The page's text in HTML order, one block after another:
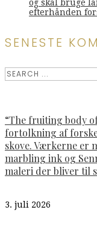
og skal bruge
efterhånden
SENESTE
“The fruiting body
fortolkning af
skove. Værkerne er
marbling ink og
maleri der bliver til
3. juli 2026